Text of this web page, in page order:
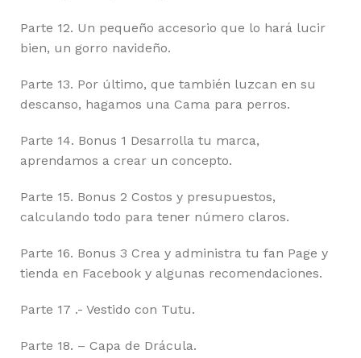
Parte 12. Un pequeño accesorio que lo hará lucir
bien, un gorro navideño.
Parte 13. Por último, que también luzcan en su
descanso, hagamos una Cama para perros.
Parte 14. Bonus 1 Desarrolla tu marca,
aprendamos a crear un concepto.
Parte 15. Bonus 2 Costos y presupuestos,
calculando todo para tener número claros.
Parte 16. Bonus 3 Crea y administra tu fan Page y
tienda en Facebook y algunas recomendaciones.
Parte 17 .- Vestido con Tutu.
Parte 18. – Capa de Drácula.